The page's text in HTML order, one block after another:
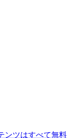
ンツはすべて無料